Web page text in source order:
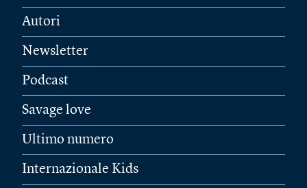
Autori
Newsletter
Podcast
Savage love
Ultimo numero
Internazionale Kids